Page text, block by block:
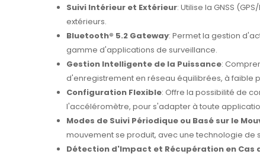
Suivi Intérieur et Extérieur: Utilise la GNSS
extérieurs​​.
Bluetooth® 5.2 Gateway: Permet la gestion
gamme d'applications de surveillance​​.
Gestion Intelligente de la Puissance:
d'enregistrement en réseau équilibrées, à faible
Configuration Flexible: Offre la possibilité de
l'accéléromètre, pour s'adapter à toute
Modes de Suivi Périodique ou Basé sur le
mouvement se produit, avec une technologie de
Détection d'Impact et Récupération en Cas